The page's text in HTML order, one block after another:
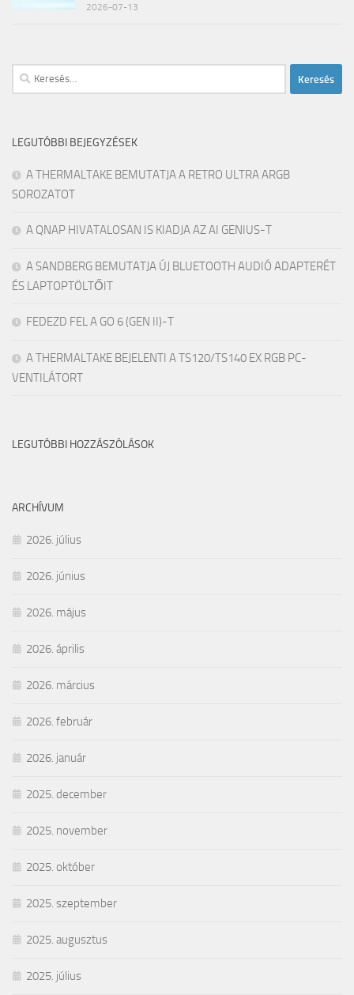
2026-07-13
Keresés:
LEGUTÓBBI BEJEGYZÉSEK
A THERMALTAKE BEMUTATJA A RETRO ULTRA ARGB
SOROZATOT
A QNAP HIVATALOSAN IS KIADJA AZ AI GENIUS-T
A SANDBERG BEMUTATJA ÚJ BLUETOOTH AUDIÓ ADAPTERÉT
ÉS LAPTOPTÖLTŐIT
FEDEZD FEL A GO 6 (GEN II)-T
A THERMALTAKE BEJELENTI A TS120/TS140 EX RGB PC-
VENTILÁTORT
LEGUTÓBBI HOZZÁSZÓLÁSOK
ARCHÍVUM
2026. július
2026. június
2026. május
2026. április
2026. március
2026. február
2026. január
2025. december
2025. november
2025. október
2025. szeptember
2025. augusztus
2025. július